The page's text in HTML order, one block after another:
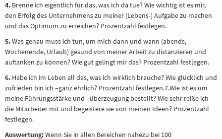
4. Brenne ich eigentlich für das, was ich da tue? Wie wichtig ist es mir,
den Erfolg des Unternehmens zu meiner (Lebens-) Aufgabe zu machen
und das Optimum zu erreichen? Prozentzahl festlegen.
5.Was genau muss ich tun, um mich dann und wann (abends,
Wochenende, Urlaub) gesund von meiner Arbeit zu distanzieren und
auftanken zu können? Wie gut gelingt mir das? Prozentzahl festlegen.
6. Habe ich im Leben all das, was ich wirklich brauche? Wie glücklich und
zufrieden bin ich –ganz ehrlich? Prozentzahl festlegen.7.Wie ist es um
meine Führungsstärke und –überzeugung bestellt? Wie sehr reiße ich
die Mitarbeiter mit und begeistere sie von meinen Ideen? Prozentzahl
festlegen.
Auswertung:Wenn Sie in allen Bereichen nahezu bei 100